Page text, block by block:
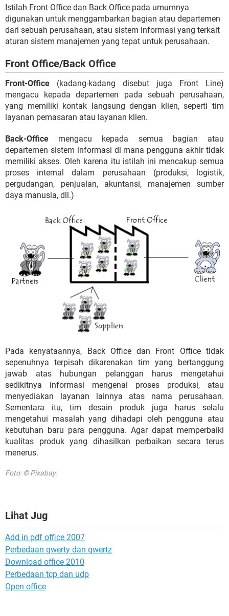
Istilah Front Office dan Back Office pada umumnya
digunakan untuk menggambarkan bagian atau departemen
dari sebuah perusahaan, atau sistem informasi yang terkait
aturan sistem manajemen yang tepat untuk perusahaan.
Front Office/Back Office
Front-Office (kadang-kadang disebut juga Front Line)
mengacu kepada departemen pada sebuah perusahaan,
yang memiliki kontak langsung dengan klien, seperti tim
layanan pemasaran atau layanan klien.
Back-Office mengacu kepada semua bagian atau
departemen sistem informasi di mana pengguna akhir tidak
memiliki akses. Oleh karena itu istilah ini mencakup semua
proses internal dalam perusahaan (produksi, logistik,
pergudangan, penjualan, akuntansi, manajemen sumber
daya manusia, dll.)
Pada kenyataannya, Back Office dan Front Office tidak
sepenuhnya terpisah dikarenakan tim yang bertanggung
jawab atas hubungan pelanggan harus mengetahui
sedikitnya informasi mengenai proses produksi, atau
menyediakan layanan lainnya atas nama perusahaan.
Sementara itu, tim desain produk juga harus selalu
mengetahui masalah yang dihadapi oleh pengguna atau
kebutuhan baru para pengguna. Agar dapat memperbaiki
kualitas produk yang dihasilkan perbaikan secara terus
menerus.
Foto: © Pixabay.
Lihat Jug
Add in pdf office 2007
Perbedaan qwerty dan qwertz
Download office 2010
Perbedaan tcp dan udp
Open office